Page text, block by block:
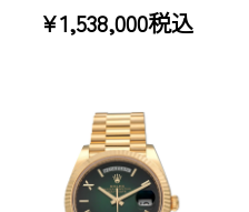
¥1,538,000税込